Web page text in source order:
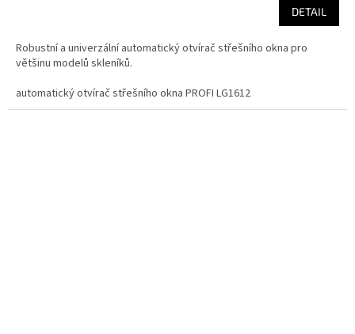
DETAIL
Robustní a univerzální automatický otvírač střešního okna pro
většinu modelů skleníků.
automatický otvírač střešního okna PROFI LG1612